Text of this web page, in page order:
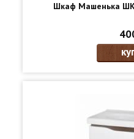
Шкаф Машенька